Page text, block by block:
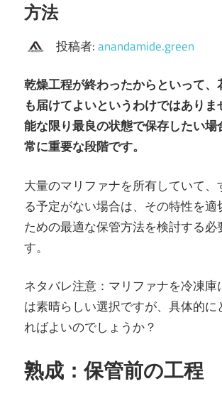
方法
投稿者:anandamide.green
乾燥工程が終わったからといって、
も届けてよいというわけではあり
能な限り最良の状態で保存したい場
常に重要な段階です。
大量のマリファナを所有していて、
る予定がない場合は、その特性を適
ための最適な保管方法を検討する必
す。
ネタバレ注意：マリファナを冷凍
は素晴らしい選択ですが、具体的に
ればよいのでしょうか？
熟成：保管前の工程